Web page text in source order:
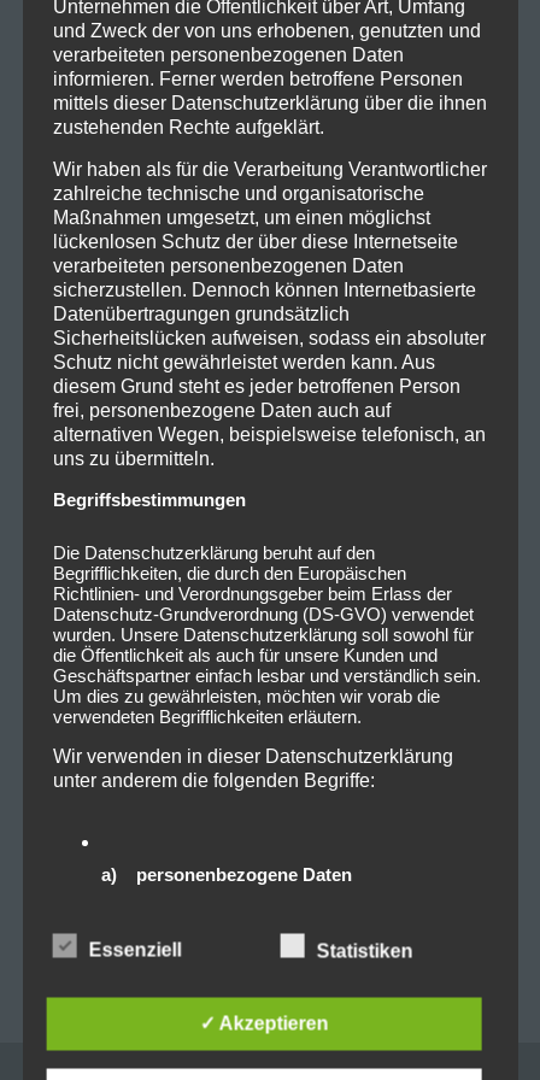
Rockbands ihrer Generation. Die Fans dürfen sich auf
die bevorstehende und sicherlich auch
beeindruckende Live-Shows freuen, die den
legendären Status der Band weiter festigen wird.
Unterstütz werden sie von ihren Kollegen P.O.D. und
DROWNING POOL.
Tour Daten:
29.03.2025, Wien – Raiffeisen Halle am Gasometer
01.04.2025, Leipzig – Haus Auensee
02.04.2025, München – Zenith
04.04.2025, Berlin – Columbiahalle
05.04.2025, Offenbach am Main – Stadthalle
11.04.2025, Hamburg – Inselpark Arena
12.04.2025, Oberhausen – Turbinenhalle
www.eventim.de
Links:
www.facebook.com/Godsmack
www.instagram.com/godsmack
Tags: Godsmack , München, Zenith
Beitragsnavigation
Live on Stage: 2025-02-11
Dropkick Murphys
@Zenith Muc
Live on Stage: 2025-04-
02 Godsmack @Zenith
Muc
Unternehmen die Öffentlichkeit über Art, Umfang
und Zweck der von uns erhobenen, genutzten und
verarbeiteten personenbezogenen Daten
informieren. Ferner werden betroffene Personen
mittels dieser Datenschutzerklärung über die ihnen
zustehenden Rechte aufgeklärt.
Wir haben als für die Verarbeitung Verantwortlicher
zahlreiche technische und organisatorische
Maßnahmen umgesetzt, um einen möglichst
lückenlosen Schutz der über diese Internetseite
verarbeiteten personenbezogenen Daten
sicherzustellen. Dennoch können Internetbasierte
Datenübertragungen grundsätzlich
Sicherheitslücken aufweisen, sodass ein absoluter
Schutz nicht gewährleistet werden kann. Aus
diesem Grund steht es jeder betroffenen Person
frei, personenbezogene Daten auch auf
alternativen Wegen, beispielsweise telefonisch, an
uns zu übermitteln.
Begriffsbestimmungen
Die Datenschutzerklärung beruht auf den
Begrifflichkeiten, die durch den Europäischen
Richtlinien- und Verordnungsgeber beim Erlass der
Datenschutz-Grundverordnung (DS-GVO) verwendet
wurden. Unsere Datenschutzerklärung soll sowohl für
die Öffentlichkeit als auch für unsere Kunden und
Geschäftspartner einfach lesbar und verständlich sein.
Um dies zu gewährleisten, möchten wir vorab die
verwendeten Begrifflichkeiten erläutern.
Wir verwenden in dieser Datenschutzerklärung
unter anderem die folgenden Begriffe:
a) personenbezogene Daten
Informationen, die sich auf eine identifizierte oder
oder indirekt, insbesondere mittels Zuordnung zu
einer Kennung wie einem Namen, zu einer
Kennnummer, zu Standortdaten, zu einer Online-
Essenziell Statistiken
✓ Akzeptieren